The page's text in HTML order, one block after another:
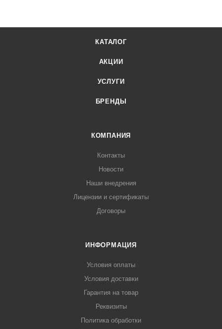
КАТАЛОГ
АКЦИИ
УСЛУГИ
БРЕНДЫ
КОМПАНИЯ
Контакты
Новости
Наши внедрения
Лицензии и сертификаты
Договоры
ИНФОРМАЦИЯ
Условия оплаты
Условия доставки
Гарантия на товар
Реквизиты
Политика обработки